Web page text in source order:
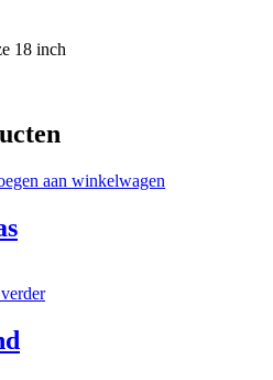
18 inch
aan winkelwagen